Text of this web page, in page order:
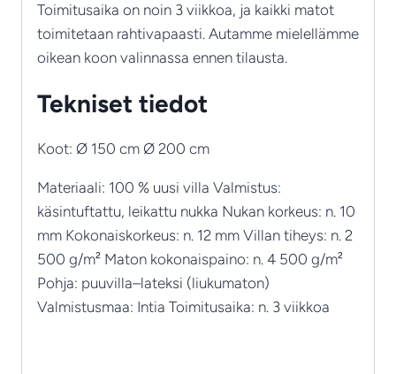
Toimitusaika on noin 3 viikkoa, ja kaikki matot
toimitetaan rahtivapaasti. Autamme mielellämme
oikean koon valinnassa ennen tilausta.
Tekniset tiedot
Koot: Ø 150 cm Ø 200 cm
Materiaali: 100 % uusi villa Valmistus:
käsintuftattu, leikattu nukka Nukan korkeus: n. 10
mm Kokonaiskorkeus: n. 12 mm Villan tiheys: n. 2
500 g/m² Maton kokonaispaino: n. 4 500 g/m²
Pohja: puuvilla–lateksi (liukumaton)
Valmistusmaa: Intia Toimitusaika: n. 3 viikkoa